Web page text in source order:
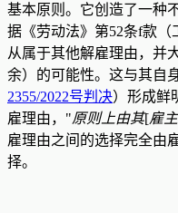
基本原则。它创造了一种
据《劳动法》第52条f款
从属于其他解雇理由，并
余）的可能性。这与其自
2355/2022号判决）形成鲜
雇理由，"原则上由其[雇主
雇理由之间的选择完全由
择。